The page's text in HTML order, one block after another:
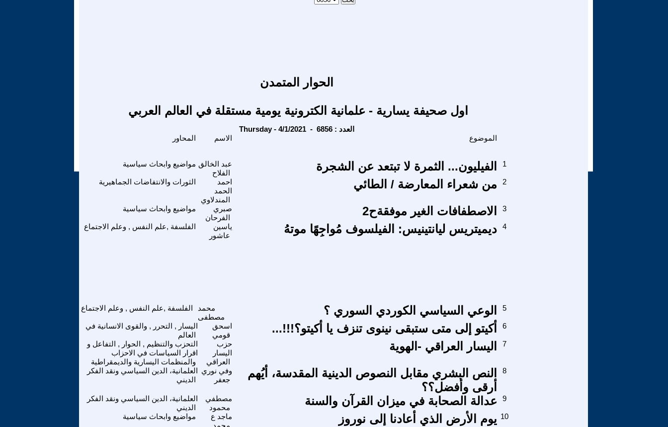
الحوار المتمدن
اول صحيفة يسارية - علمانية الكترونية يومية مستقلة في العالم العربي
Thursday - 4/1/2021 - العدد : 6856
الاسم الموضوع
مواضيع وابحاث سياسية عبد الخالق
الفلاح
الفيليون... الثمرة لا تبتعد عن الشجرة 1
الثورات والانتفاضات الجماهيرية
احمد
الحمد
المندلاوي
من شعراء المعارضة / الطائي 2
مواضيع وابحاث سياسية
صبري
الفرحان
الاصطفافات الغير موفقةح2 3
الفلسفة ,علم النفس , وعلم الاجتماع
ياسين
عاشور
ديميتريس ليانتينيس: الفيلسوف مُواجِهًا موتهُ 4
الفلسفة ,علم النفس , وعلم الاجتماع
محمد
مصطفى
الوعي السياسي الكوردي السوري ؟ 5
اليسار , التحرر , والقوى الانسانية في
العالم
اسحق
قومي
أكيتو إلى متى ستبقى نينوى تنزف يا أكيتو؟!!!... 6
التحزب والتنظيم , الحوار , التفاعل و
اقرار السياسات في الاحزاب
والمنظمات اليسارية والديمقراطية
حزب
اليسار
العراقي
اليسار العراقي -الهوية 7
العلمانية، الدين السياسي ونقد الفكر
الديني
وفي نوري
جعفر
النص البشري مقابل النصوص الدينية المقدسة، أيُهم
أرقى وأفضل؟؟
8
العلمانية، الدين السياسي ونقد الفكر
الديني
مصطفي
محمود
عدالة الصحابة في ميزان القرآن والسنة 9
مواضيع وابحاث سياسية
ماجد ع
محمد
يوم الأرض الذي أعادنا إلى نوروز 10